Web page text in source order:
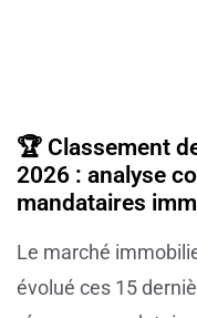
🏆 Classement
2026 : analyse
mandataires
Le marché
évolué ces 15